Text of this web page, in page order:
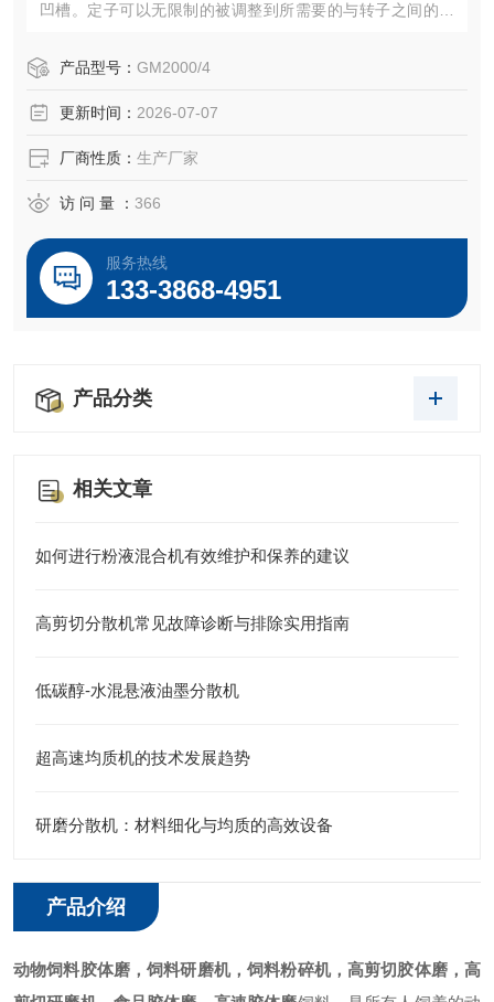
凹槽。定子可以无限制的被调整到所需要的与转子之间的距
2、齿列的深度：从开始的2.7mm 到末端的0.7mm，范围比
3、沟槽的结构式斜齿，每个磨头的沟槽深度不一样，并且斜
产品型号： GM2000/4
更新时间： 2026-07-07
厂商性质： 生产厂家
访 问 量 ： 366
服务热线
133-3868-4951
产品分类
相关文章
如何进行粉液混合机有效维护和保养的建议
高剪切分散机常见故障诊断与排除实用指南
低碳醇-水混悬液油墨分散机
超高速均质机的技术发展趋势
研磨分散机：材料细化与均质的高效设备
产品介绍
动物饲料胶体磨 ，饲料研磨机，饲料粉碎机，高剪切胶体磨，高